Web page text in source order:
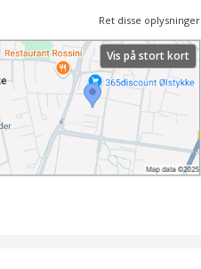
Ret disse oplysninger
Vis på stort kort